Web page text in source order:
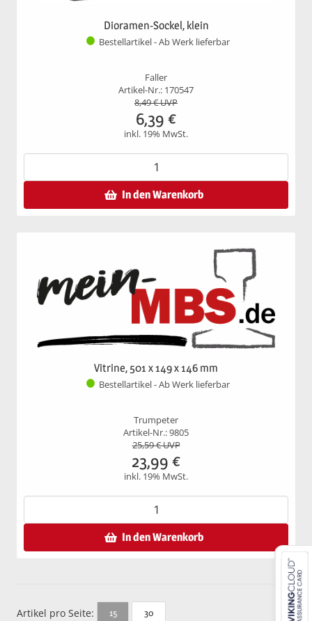
Dioramen-Sockel, klein
Bestellartikel - Ab Werk lieferbar
Faller
Artikel-Nr.: 170547
8,49€ UVP
6,39 €
inkl. 19% MwSt.
In den Warenkorb
Vitrine, 501 x 149 x 146 mm
Bestellartikel - Ab Werk lieferbar
Trumpeter
Artikel-Nr.: 9805
25,59€ UVP
23,99 €
inkl. 19% MwSt.
In den Warenkorb
Artikel pro Seite: 15 30